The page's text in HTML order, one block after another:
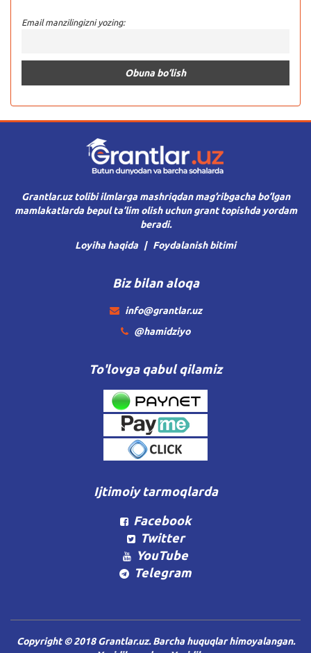
Email manzilingizni yozing:
Grantlar.uz tolibi ilmlarga mashriqdan mag’ribgacha bo’lgan
mamlakatlarda bepul ta’lim olish uchun grant topishda yordam
beradi.
Loyiha haqida
Foydalanish bitimi
Biz bilan aloqa
info@grantlar.uz
@hamidziyo
To'lovga qabul qilamiz
Ijtimoiy tarmoqlarda
Facebook
Twitter
YouTube
Telegram
Copyright © 2018 Grantlar.uz. Barcha huquqlar himoyalangan.